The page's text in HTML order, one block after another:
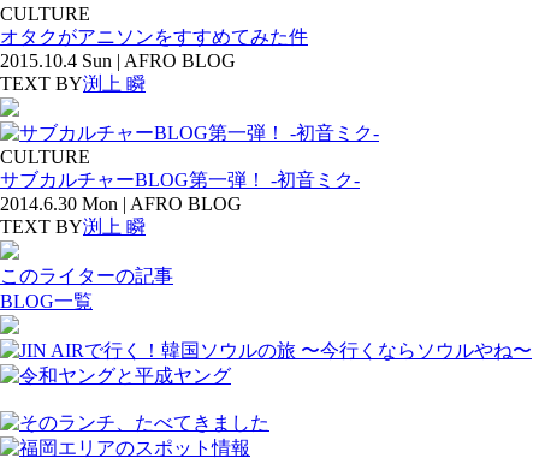
CULTURE
オタクがアニソンをすすめてみた件
2015.10.4 Sun | AFRO BLOG
TEXT BY渕上 瞬
CULTURE
サブカルチャーBLOG第一弾！ -初音ミク-
2014.6.30 Mon | AFRO BLOG
TEXT BY渕上 瞬
このライターの記事
BLOG一覧